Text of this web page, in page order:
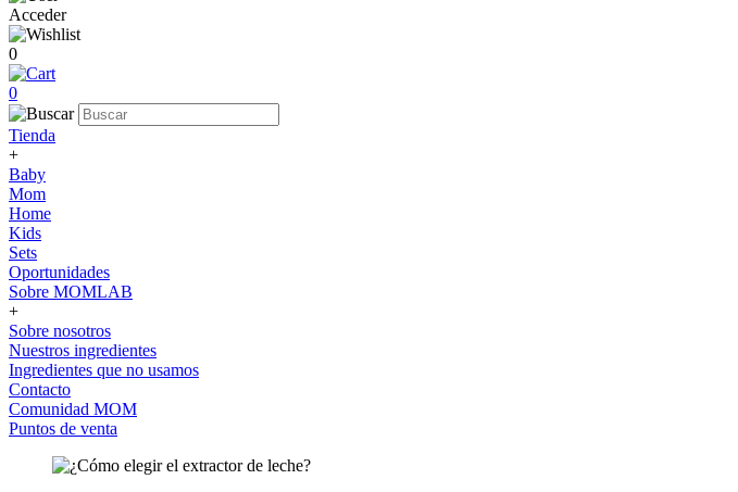
Acceder
0
0
Tienda
+
Baby
Mom
Home
Kids
Sets
Oportunidades
Sobre MOMLAB
+
Sobre nosotros
Nuestros ingredientes
Ingredientes que no usamos
Contacto
Comunidad MOM
Puntos de venta